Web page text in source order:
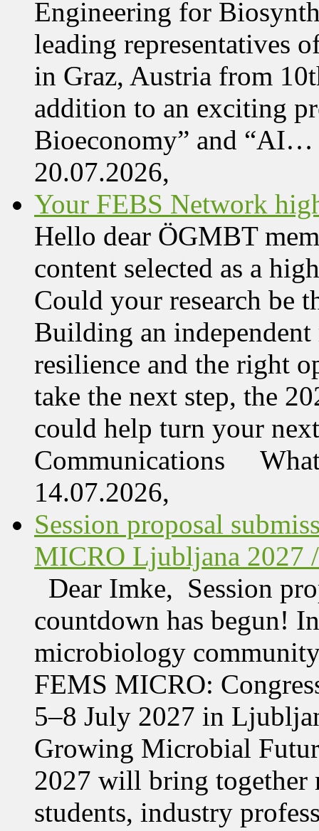
Engineering for
leading representatives
in Graz, Austria from
addition to an exciting
Bioeconomy” and “AI…
20.07.2026,
Your FEBS Network
Hello dear ÖGMBT
content selected as a
Could your research be
Building an independent
resilience and the right
take the next step, the
could help turn your
Communications
14.07.2026,
Session proposal
MICRO Ljubljana 2027
Dear Imke, Session
countdown has begun!
microbiology
FEMS MICRO:
5–8 July 2027 in
Growing Microbial
2027 will bring together
students, industry